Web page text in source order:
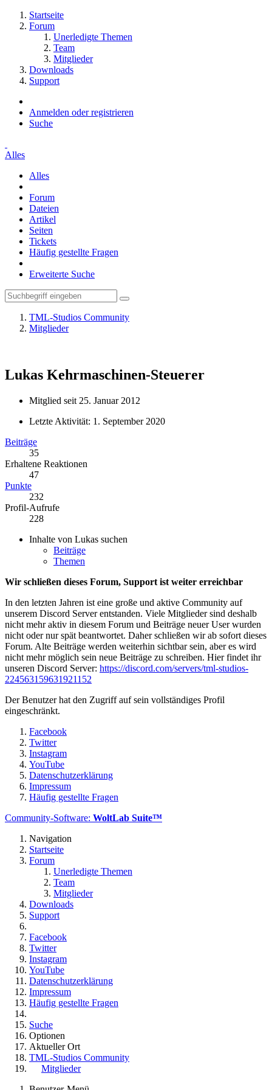
Startseite
Forum
Unerledigte Themen
Team
Mitglieder
Downloads
Support
Anmelden oder registrieren
Suche
Alles
Alles
Forum
Dateien
Artikel
Seiten
Tickets
Häufig gestellte Fragen
Erweiterte Suche
TML-Studios Community
Mitglieder
Lukas Kehrmaschinen-Steuerer
Mitglied seit 25. Januar 2012
Letzte Aktivität: 1. September 2020
Beiträge
35
Erhaltene Reaktionen
47
Punkte
232
Profil-Aufrufe
228
Inhalte von Lukas suchen
Beiträge
Themen
Wir schließen dieses Forum, Support ist weiter erreichbar
In den letzten Jahren ist eine große und aktive Community auf
unserem Discord Server entstanden. Viele Mitglieder sind deshalb
nicht mehr aktiv in diesem Forum und Beiträge neuer User wurden
nicht oder nur spät beantwortet. Daher schließen wir ab sofort dieses
Forum. Alte Beiträge werden weiterhin sichtbar sein, aber es wird
nicht mehr möglich sein neue Beiträge zu schreiben. Hier findet ihr
unseren Discord Server: https://discord.com/servers/tml-studios-
224563159631921152
Der Benutzer hat den Zugriff auf sein vollständiges Profil
eingeschränkt.
Facebook
Twitter
Instagram
YouTube
Datenschutzerklärung
Impressum
Häufig gestellte Fragen
Community-Software: WoltLab Suite™
Navigation
Startseite
Forum
Unerledigte Themen
Team
Mitglieder
Downloads
Support
Facebook
Twitter
Instagram
YouTube
Datenschutzerklärung
Impressum
Häufig gestellte Fragen
Suche
Optionen
Aktueller Ort
TML-Studios Community
Mitglieder